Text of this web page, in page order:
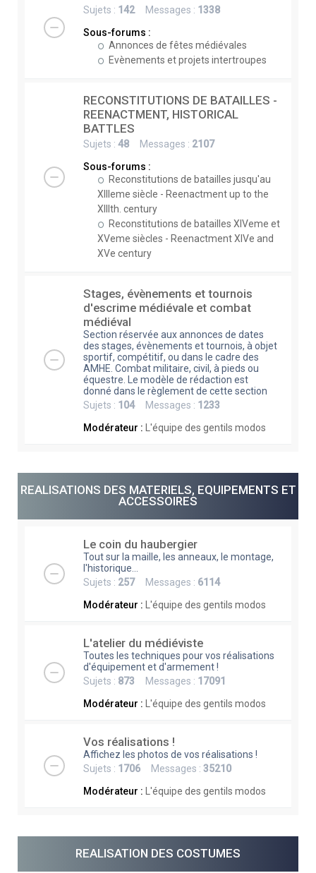
Sujets : 142Messages : 1338
Sous-forums :
Annonces de fêtes médiévales
Evènements et projets intertroupes
RECONSTITUTIONS DE BATAILLES -
REENACTMENT, HISTORICAL
BATTLES
Sujets : 48 Messages : 2107
Sous-forums :
Reconstitutions de batailles jusqu'au
XIIIeme siècle - Reenactment up to the
XIIIth. century
Reconstitutions de batailles XIVeme et
XVeme siècles - Reenactment XIVe and
XVe century
Stages, évènements et tournois
d'escrime médiévale et combat
médiéval
Section réservée aux annonces de dates
des stages, évènements et tournois, à objet
sportif, compétitif, ou dans le cadre des
AMHE. Combat militaire, civil, à pieds ou
équestre. Le modèle de rédaction est
donné dans le règlement de cette section
Sujets : 104Messages : 1233
Modérateur :
L'équipe des gentils modos
REALISATIONS DES MATERIELS, EQUIPEMENTS ET
ACCESSOIRES
Le coin du haubergier
Tout sur la maille, les anneaux, le montage,
l'historique...
Sujets : 257Messages : 6114
Modérateur :
L'équipe des gentils modos
L'atelier du médiéviste
Toutes les techniques pour vos réalisations
d'équipement et d'armement !
Sujets : 873 Messages : 17091
Modérateur :
L'équipe des gentils modos
Vos réalisations !
Affichez les photos de vos réalisations !
Sujets : 1706 Messages : 35210
Modérateur :
L'équipe des gentils modos
REALISATION DES COSTUMES